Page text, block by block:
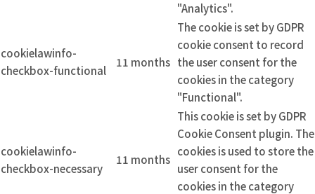
"Analytics".
cookielawinfo-
checkbox-functional
11 months
The cookie is set by GDPR
cookie consent to record
the user consent for the
cookies in the category
"Functional".
cookielawinfo-
checkbox-necessary
11 months
This cookie is set by GDPR
Cookie Consent plugin. The
cookies is used to store the
user consent for the
cookies in the category